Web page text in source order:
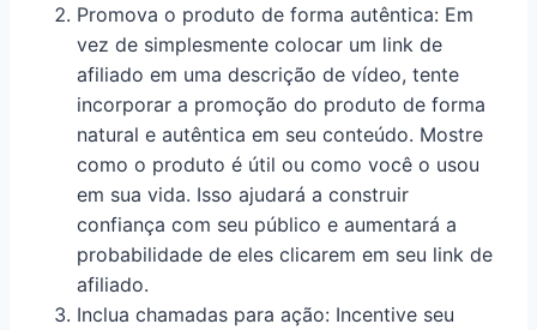
Promova o produto de forma autêntica: Em
vez de simplesmente colocar um link de
afiliado em uma descrição de vídeo, tente
incorporar a promoção do produto de forma
natural e autêntica em seu conteúdo. Mostre
como o produto é útil ou como você o usou
em sua vida. Isso ajudará a construir
confiança com seu público e aumentará a
probabilidade de eles clicarem em seu link de
afiliado.
Inclua chamadas para ação: Incentive seu